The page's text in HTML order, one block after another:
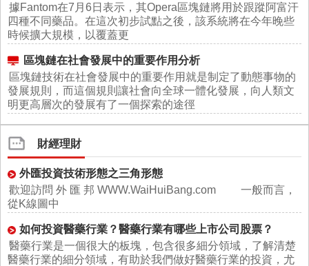
據Fantom在7月6日表示，其Opera區塊鏈將用於跟蹤阿富汗
四種不同藥品。在這次初步試點之後，該系統將在今年晚些
時候擴大規模，以覆蓋更
區塊鏈在社會發展中的重要作用分析
區塊鏈技術在社會發展中的重要作用就是制定了動態事物的
發展規則，而這個規則讓社會向全球一體化發展，向人類文
明更高層次的發展有了一個探索的途徑
財經理財
外匯投資技術形態之三角形態
歡迎訪問 外 匯 邦 WWW.WaiHuiBang.com 一般而言，
從K線圖中
如何投資醫藥行業？醫藥行業有哪些上市公司股票？
醫藥行業是一個很大的板塊，包含很多細分領域，了解清楚
醫藥行業的細分領域，有助於我們做好醫藥行業的投資，尤